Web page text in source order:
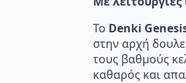
Το Denki
στην αρχή
τους βαθμούς
καθαρός και